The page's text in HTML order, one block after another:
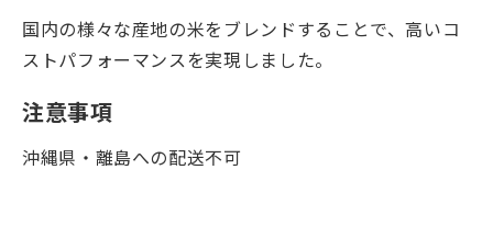
国内の様々な産地の米をブレンドすることで、高いコ
ストパフォーマンスを実現しました。
注意事項
沖縄県・離島への配送不可